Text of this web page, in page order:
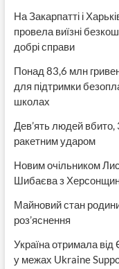
На Закарпатті і
провела виїзні
добрі справи
Понад 83,6 млн
для підтримки
школах
Дев’ять людей вбито,
ракетним ударом
Новим очільником
Шибаєва з
Майновий стан
роз’яснення
Україна отримала
у межах Ukraine